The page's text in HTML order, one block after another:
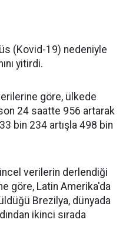
(Kovid-19) nedeniyle
yitirdi.
göre, ülkede
24 saatte 956 artarak
bin 234 artışla 498 bin
verilerin derlendiği
göre, Latin Amerika'da
Brezilya, dünyada
ikinci sırada